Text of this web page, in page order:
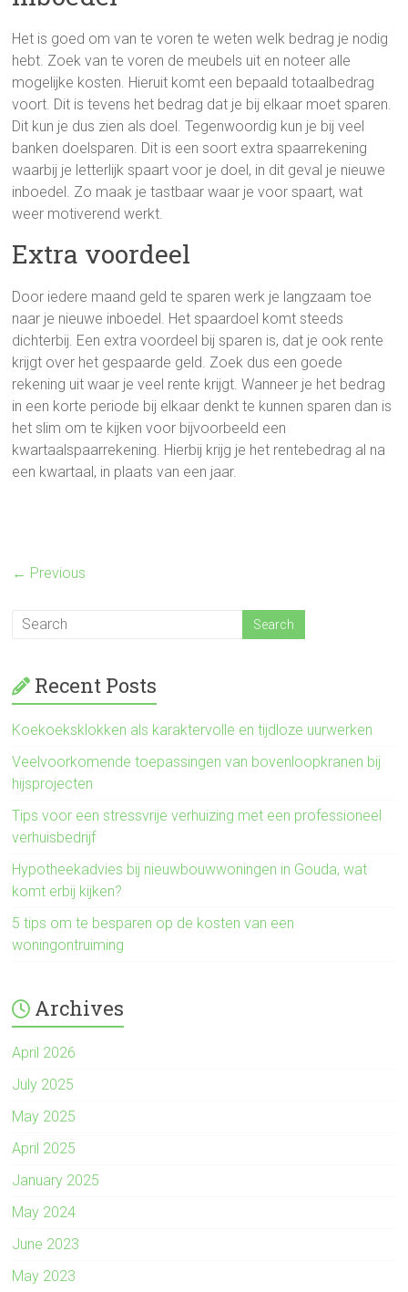
Het is goed om van te voren te weten welk bedrag je nodig
hebt. Zoek van te voren de meubels uit en noteer alle
mogelijke kosten. Hieruit komt een bepaald totaalbedrag
voort. Dit is tevens het bedrag dat je bij elkaar moet sparen.
Dit kun je dus zien als doel. Tegenwoordig kun je bij veel
banken doelsparen. Dit is een soort extra spaarrekening
waarbij je letterlijk spaart voor je doel, in dit geval je nieuwe
inboedel. Zo maak je tastbaar waar je voor spaart, wat
weer motiverend werkt.
Extra voordeel
Door iedere maand geld te sparen werk je langzaam toe
naar je nieuwe inboedel. Het spaardoel komt steeds
dichterbij. Een extra voordeel bij sparen is, dat je ook rente
krijgt over het gespaarde geld. Zoek dus een goede
rekening uit waar je veel rente krijgt. Wanneer je het bedrag
in een korte periode bij elkaar denkt te kunnen sparen dan is
het slim om te kijken voor bijvoorbeeld een
kwartaalspaarrekening. Hierbij krijg je het rentebedrag al na
een kwartaal, in plaats van een jaar.
← Previous
Recent Posts
Koekoeksklokken als karaktervolle en tijdloze uurwerken
Veelvoorkomende toepassingen van bovenloopkranen bij
hijsprojecten
Tips voor een stressvrije verhuizing met een professioneel
verhuisbedrijf
Hypotheekadvies bij nieuwbouwwoningen in Gouda, wat
komt erbij kijken?
5 tips om te besparen op de kosten van een
woningontruiming
Archives
April 2026
July 2025
May 2025
April 2025
January 2025
May 2024
June 2023
May 2023